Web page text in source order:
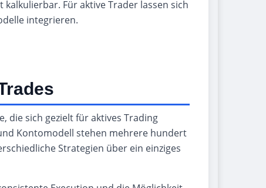
Für aktive Trader lassen sich
integrieren.
die sich gezielt für aktives Trading
Kontomodell stehen mehrere hundert
Strategien über ein einziges